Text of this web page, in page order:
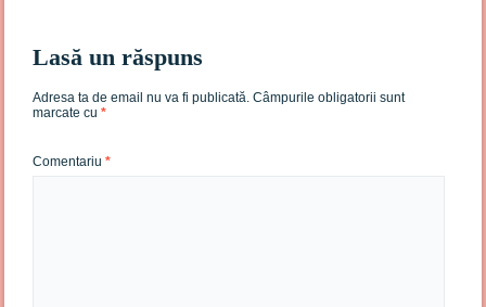
Lasă un răspuns
Adresa ta de email nu va fi publicată. Câmpurile obligatorii sunt
marcate cu*
Comentariu*